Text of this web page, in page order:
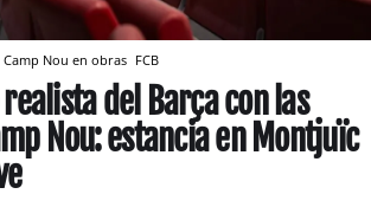
Nou en obras FCB
realista del Barça con las
Nou: estancia en Montjuïc